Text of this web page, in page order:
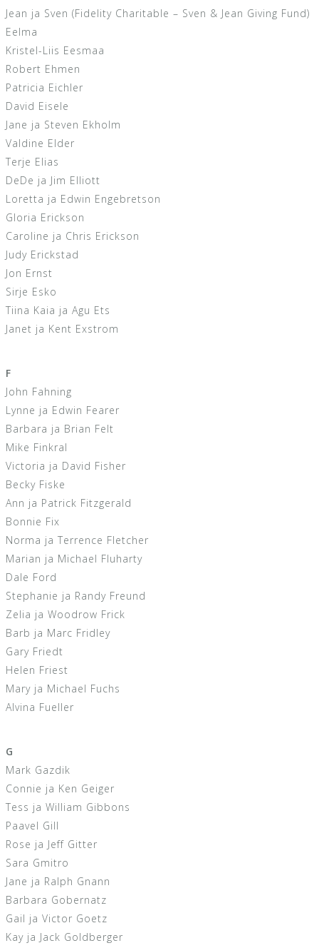
Jean ja Sven (Fidelity Charitable – Sven & Jean Giving Fund)
Eelma
Kristel-Liis Eesmaa
Robert Ehmen
Patricia Eichler
David Eisele
Jane ja Steven Ekholm
Valdine Elder
Terje Elias
DeDe ja Jim Elliott
Loretta ja Edwin Engebretson
Gloria Erickson
Caroline ja Chris Erickson
Judy Erickstad
Jon Ernst
Sirje Esko
Tiina Kaia ja Agu Ets
Janet ja Kent Exstrom
F
John Fahning
Lynne ja Edwin Fearer
Barbara ja Brian Felt
Mike Finkral
Victoria ja David Fisher
Becky Fiske
Ann ja Patrick Fitzgerald
Bonnie Fix
Norma ja Terrence Fletcher
Marian ja Michael Fluharty
Dale Ford
Stephanie ja Randy Freund
Zelia ja Woodrow Frick
Barb ja Marc Fridley
Gary Friedt
Helen Friest
Mary ja Michael Fuchs
Alvina Fueller
G
Mark Gazdik
Connie ja Ken Geiger
Tess ja William Gibbons
Paavel Gill
Rose ja Jeff Gitter
Sara Gmitro
Jane ja Ralph Gnann
Barbara Gobernatz
Gail ja Victor Goetz
Kay ja Jack Goldberger